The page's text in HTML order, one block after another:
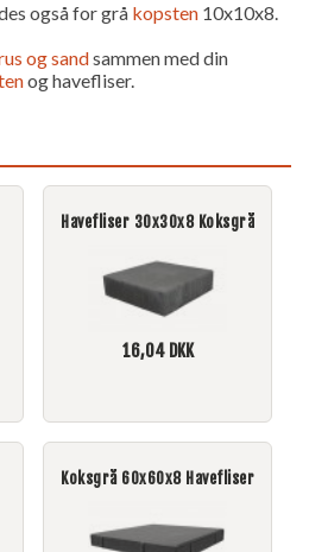
også for grå kopsten 10x10x8.
og sandsammen med din
og havefliser.
Havefliser 30x30x8 Koksgrå
16,04DKK
Koksgrå 60x60x8 Havefliser